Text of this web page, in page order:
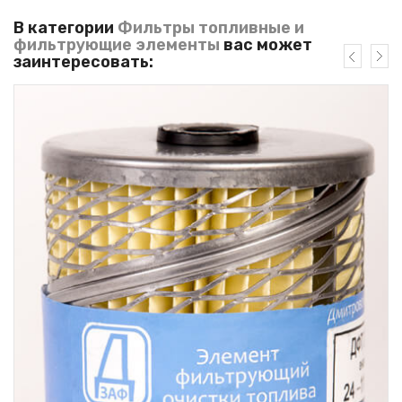
В категории Фильтры топливные и
фильтрующие элементы вас может
заинтересовать: